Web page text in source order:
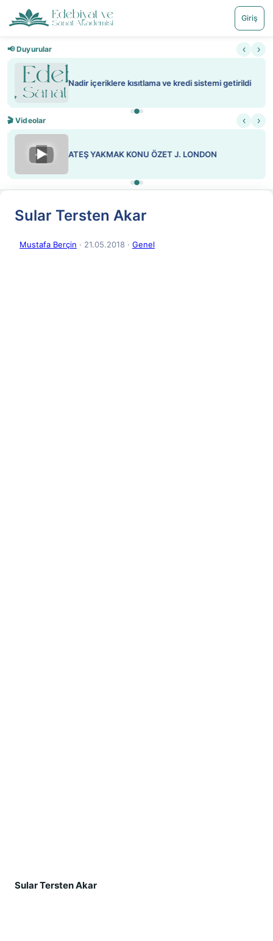
Giriş
📢 Duyurular ‹ ›
Nadir içeriklere kısıtlama ve kredi sistemi getirildi
🎬 Videolar ‹ ›
▶ ATEŞ YAKMAK KONU ÖZET J. LONDON
Sular Tersten Akar
Mustafa Berçin · 21.05.2018 · Genel
Sular Tersten Akar